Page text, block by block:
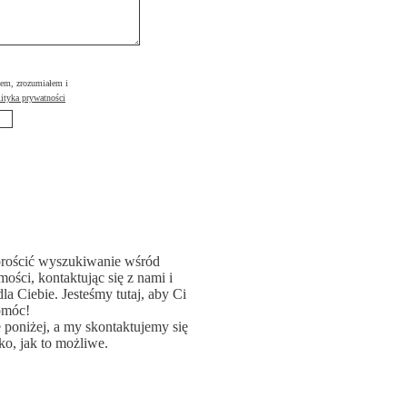
zrozumiałem i
prywatności
wyszukiwanie wśród
kontaktując się z nami i
Ciebie. Jesteśmy tutaj, aby Ci
a my skontaktujemy się
jak to możliwe.